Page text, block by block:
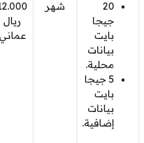
20
جيجا
بايت
بيانات
محلية.
5 جيجا
بايت
بيانات
إضافية.
شهر
ريال